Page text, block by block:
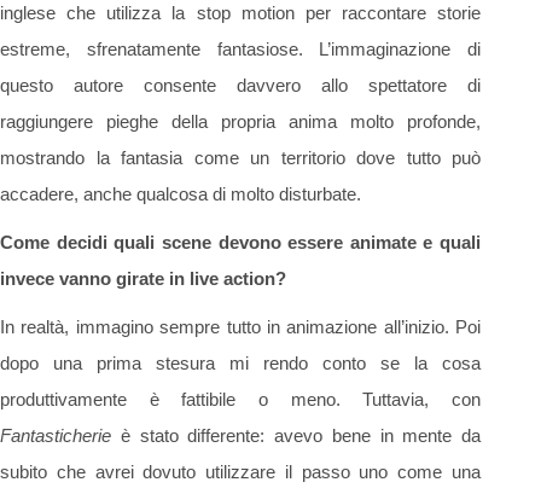
inglese che utilizza la stop motion per raccontare storie
estreme, sfrenatamente fantasiose. L’immaginazione di
questo autore consente davvero allo spettatore di
raggiungere pieghe della propria anima molto profonde,
mostrando la fantasia come un territorio dove tutto può
accadere, anche qualcosa di molto disturbate.
Come decidi quali scene devono essere animate e quali
invece vanno girate in live action?
In realtà, immagino sempre tutto in animazione all’inizio. Poi
dopo una prima stesura mi rendo conto se la cosa
produttivamente è fattibile o meno. Tuttavia, con
Fantasticherie è stato differente: avevo bene in mente da
subito che avrei dovuto utilizzare il passo uno come una